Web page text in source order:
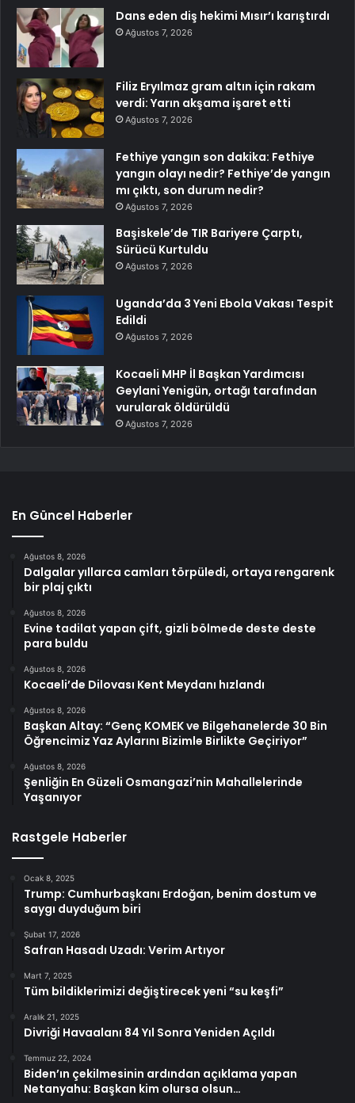
Dans eden diş hekimi Mısır’ı karıştırdı
Ağustos 7, 2026
Filiz Eryılmaz gram altın için rakam
verdi: Yarın akşama işaret etti
Ağustos 7, 2026
Fethiye yangın son dakika: Fethiye
yangın olayı nedir? Fethiye’de yangın
mı çıktı, son durum nedir?
Ağustos 7, 2026
Başiskele’de TIR Bariyere Çarptı,
Sürücü Kurtuldu
Ağustos 7, 2026
Uganda’da 3 Yeni Ebola Vakası Tespit
Edildi
Ağustos 7, 2026
Kocaeli MHP İl Başkan Yardımcısı
Geylani Yenigün, ortağı tarafından
vurularak öldürüldü
Ağustos 7, 2026
En Güncel Haberler
Ağustos 8, 2026
Dalgalar yıllarca camları törpüledi, ortaya rengarenk
bir plaj çıktı
Ağustos 8, 2026
Evine tadilat yapan çift, gizli bölmede deste deste
para buldu
Ağustos 8, 2026
Kocaeli’de Dilovası Kent Meydanı hızlandı
Ağustos 8, 2026
Başkan Altay: “Genç KOMEK ve Bilgehanelerde 30 Bin
Öğrencimiz Yaz Aylarını Bizimle Birlikte Geçiriyor”
Ağustos 8, 2026
Şenliğin En Güzeli Osmangazi’nin Mahallelerinde
Yaşanıyor
Rastgele Haberler
Ocak 8, 2025
Trump: Cumhurbaşkanı Erdoğan, benim dostum ve
saygı duyduğum biri
Şubat 17, 2026
Safran Hasadı Uzadı: Verim Artıyor
Mart 7, 2025
Tüm bildiklerimizi değiştirecek yeni “su keşfi”
Aralık 21, 2025
Divriği Havaalanı 84 Yıl Sonra Yeniden Açıldı
Temmuz 22, 2024
Biden’ın çekilmesinin ardından açıklama yapan
Netanyahu: Başkan kim olursa olsun…